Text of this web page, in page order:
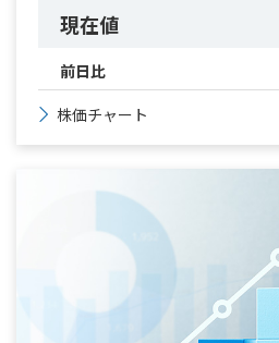
現在値
前日比
株価チャート